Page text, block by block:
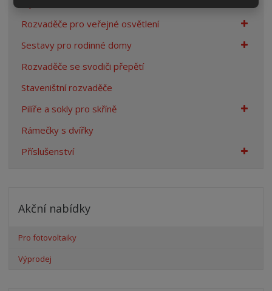
Rozvaděče pro veřejné osvětlení
Sestavy pro rodinné domy
Rozvaděče se svodiči přepětí
Staveništní rozvaděče
Pilíře a sokly pro skříně
Rámečky s dvířky
Příslušenství
Akční nabídky
Pro fotovoltaiky
Výprodej